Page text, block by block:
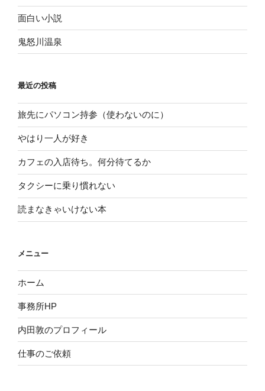
面白い小説
鬼怒川温泉
最近の投稿
旅先にパソコン持参（使わないのに）
やはり一人が好き
カフェの入店待ち。何分待てるか
タクシーに乗り慣れない
読まなきゃいけない本
メニュー
ホーム
事務所HP
内田敦のプロフィール
仕事のご依頼